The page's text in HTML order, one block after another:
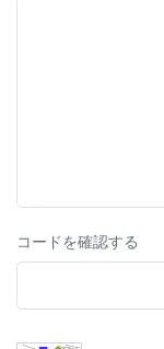
コードを確認する